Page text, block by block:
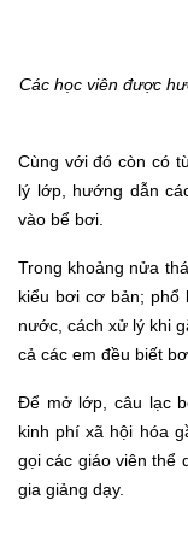
Các học viên được
Cùng với đó còn có
lý lớp, hướng dẫn
vào bể bơi.
Trong khoảng nửa
kiểu bơi cơ bản; phổ
nước, cách xử lý khi
cả các em đều biết
Để mở lớp, câu lạc
kinh phí xã hội hóa
gọi các giáo viên thể
gia giảng dạy.